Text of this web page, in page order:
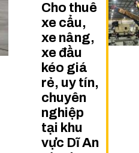
Cho thuê
xe cẩu,
xe nâng,
xe đầu
kéo giá
rẻ, uy tín,
chuyên
nghiệp
tại khu
vực Dĩ An